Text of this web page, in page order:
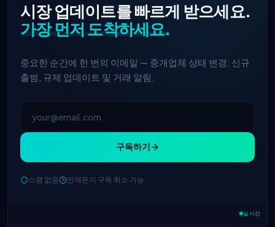
시장 업데이트를 빠르게 받으세요.
가장 먼저 도착하세요.
중요한 순간에 한 번의 이메일 — 중개업체 상태 변경, 신규
출범, 규제 업데이트 및 거래 알림.
구독하기
스팸 없음 언제든지 구독 취소 가능
실시간